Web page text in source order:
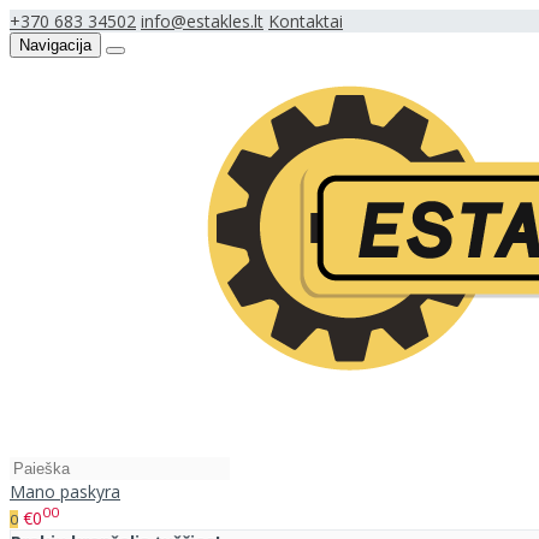
+370 683 34502 info@estakles.lt Kontaktai
Navigacija
Mano paskyra
0 €000